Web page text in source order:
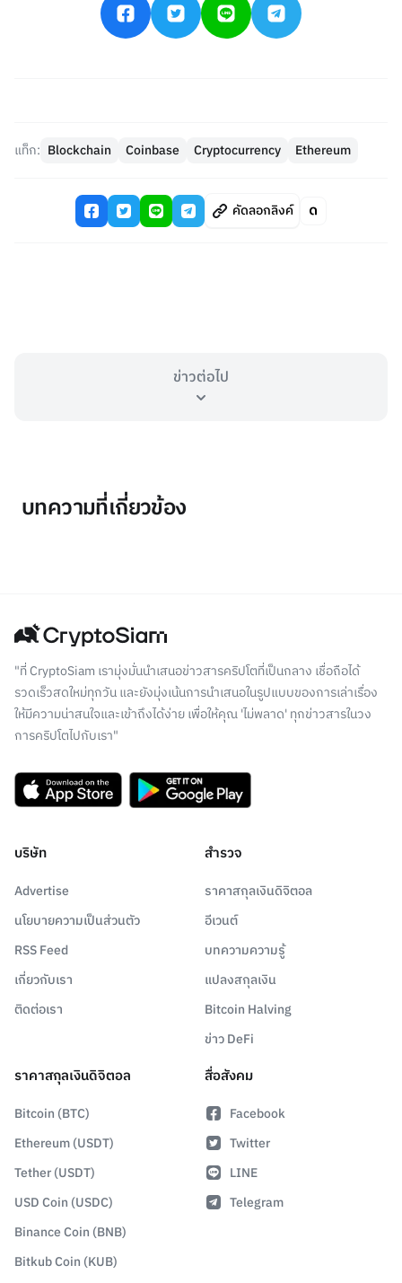
แท็ก: Blockchain Coinbase Cryptocurrency Ethereum
คัดลอกลิงค์
ข่าวต่อไป
บทความที่เกี่ยวข้อง
"ที่ CryptoSiam เรามุ่งมั่นนำเสนอข่าวสารคริปโตที่เป็นกลาง เชื่อถือได้
รวดเร็วสดใหม่ทุกวัน และยังมุ่งเน้นการนำเสนอในรูปแบบของการเล่าเรื่อง
ให้มีความน่าสนใจและเข้าถึงได้ง่าย เพื่อให้คุณ 'ไม่พลาด' ทุกข่าวสารในวง
การคริปโตไปกับเรา"
บริษัท
Advertise
นโยบายความเป็นส่วนตัว
RSS Feed
เกี่ยวกับเรา
ติดต่อเรา
สำรวจ
ราคาสกุลเงินดิจิตอล
อีเวนต์
บทความความรู้
แปลงสกุลเงิน
Bitcoin Halving
ข่าว DeFi
ราคาสกุลเงินดิจิตอล
Bitcoin (BTC)
Ethereum (USDT)
Tether (USDT)
USD Coin (USDC)
Binance Coin (BNB)
Bitkub Coin (KUB)
สื่อสังคม
Facebook
Twitter
LINE
Telegram